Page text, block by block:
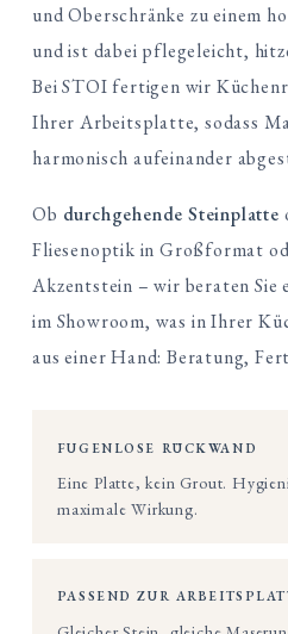
und Oberschränke zu einem
und ist dabei pflegeleicht,
Bei STOI fertigen wir
Ihrer Arbeitsplatte, sodass
harmonisch aufeinander
Ob durchgehende Steinplatte
Fliesenoptik in Großformat
Akzentstein – wir beraten Sie
im Showroom, was in Ihrer
aus einer Hand: Beratung,
FUGENLOSE RÜCKWAND
Eine Platte, kein Grout.
maximale Wirkung.
PASSEND ZUR